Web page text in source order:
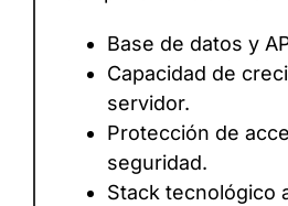
Base de datos y
Capacidad de
servidor.
Protección de
seguridad.
Stack tecnológico